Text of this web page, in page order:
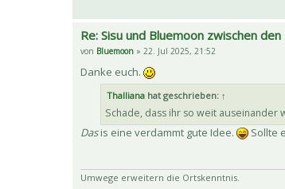
Re: Sisu und Bluemoon zwischen
von Bluemoon » 22. Jul 2025, 21:52
Danke euch.
Thalliana hat geschrieben: ↑
Schade, dass ihr so weit
Dasis eine verdammt gute Idee. Sollte
Umwege erweitern die Ortskenntnis.